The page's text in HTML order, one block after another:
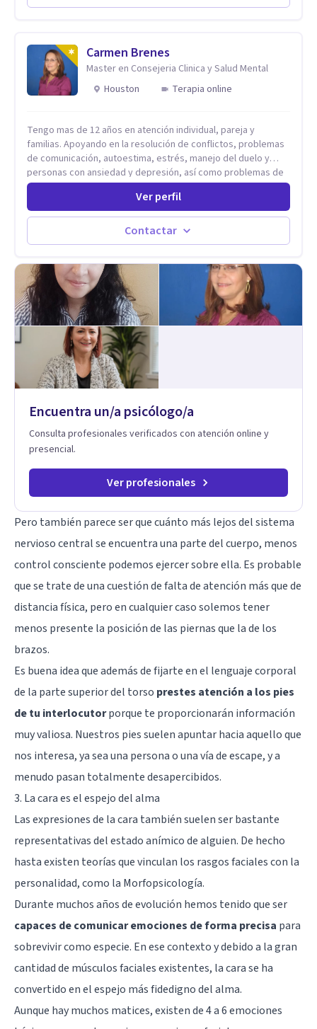
Codependencia, Celos, entre otros. Cuento con más de 12
Adolescentes y AdultosCarmen Brenes
Master en Consejeria Clinica y Salud Mental
Houston
Terapia online
Tengo mas de 12 años en atención individual, pareja y
familias. Apoyando en la resolución de conflictos, problemas
de comunicación, autoestima, estrés, manejo del duelo y
personas con ansiedad y depresión, así como problemas de
conducta y comportamiento. Desarrollo de personas
Estableciendo metas a corto y largo plazo, es vital para la
vida de cada uno tener su propia vision.
Ver perfil
Contactar
Encuentra un/a psicólogo/a
Consulta profesionales verificados con atención online y
presencial.
Ver profesionales
Pero también parece ser que cuánto más lejos del sistema
nervioso central se encuentra una parte del cuerpo, menos
control consciente podemos ejercer sobre ella. Es probable
que se trate de una cuestión de falta de atención más que de
distancia física, pero en cualquier caso solemos tener
menos presente la posición de las piernas que la de los
brazos.
Es buena idea que además de fijarte en el lenguaje corporal
de la parte superior del torso prestes atención a los pies
de tu interlocutorporque te proporcionarán información
muy valiosa. Nuestros pies suelen apuntar hacia aquello que
nos interesa, ya sea una persona o una vía de escape, y a
menudo pasan totalmente desapercibidos.
3. La cara es el espejo del alma
Las expresiones de la cara también suelen ser bastante
representativas del estado anímico de alguien. De hecho
hasta existen teorías que vinculan los rasgos faciales con la
personalidad, como la Morfopsicología.
Durante muchos años de evolución hemos tenido que ser
capaces de comunicar emociones de forma precisa para
sobrevivir como especie. En ese contexto y debido a la gran
cantidad de músculos faciales existentes, la cara se ha
convertido en el espejo más fidedigno del alma.
Aunque hay muchos matices, existen de 4 a 6emociones